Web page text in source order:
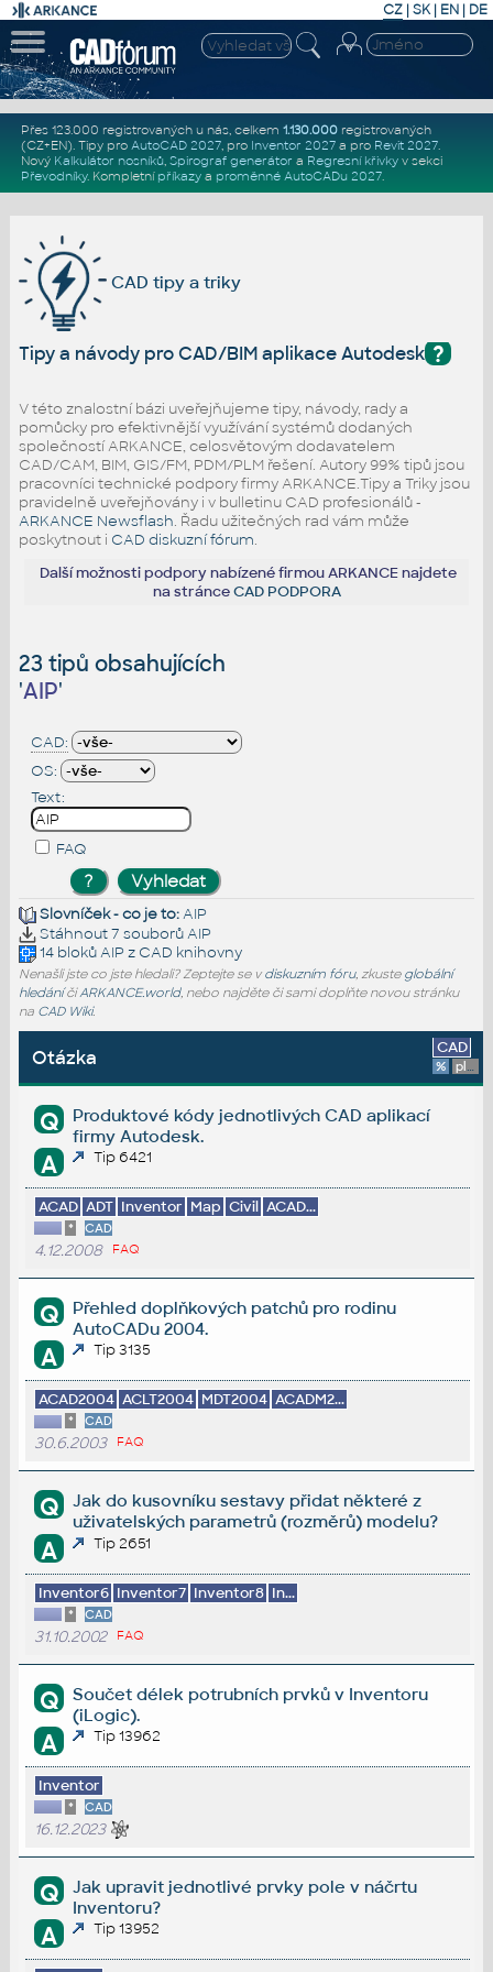
CZ | SK| EN | DE
Přes 123.000 registrovaných u nás, celkem 1.130.000registrovaných
(CZ+EN). Tipy pro AutoCAD 2027, pro Inventor 2027a pro Revit 2027.
Nový Kalkulátor nosníků, Spirograf generátor a Regresní křivkyv sekci
Převodníky. Kompletní příkazya proměnné AutoCADu 2027.
CAD tipy a triky
?
Tipy a návody pro CAD/BIM aplikace Autodesk
V této znalostní bázi uveřejňujeme tipy, návody, rady a
pomůcky pro efektivnější využívání systémů dodaných
společností ARKANCE, celosvětovým dodavatelem
CAD/CAM, BIM, GIS/FM, PDM/PLM řešení. Autory 99% tipů jsou
pracovníci technické podpory firmy ARKANCE.Tipy a Triky jsou
pravidelně uveřejňovány i v bulletinu CAD profesionálů -
ARKANCE Newsflash. Řadu užitečných rad vám může
poskytnout i CAD diskuzní fórum.
Další možnosti podpory nabízené firmou ARKANCE najdete
na stránceCAD PODPORA
23 tipů obsahujících
'AIP'
CAD:
OS:
Text:
FAQ
Slovníček - co je to:AIP
Stáhnout 7 souborůAIP
14 blokůAIP z CAD knihovny
Nenašli jste co jste hledali? Zeptejte se v diskuzním fóru, zkuste globální
hledáníčiARKANCE.world, nebo najděte či sami doplňte novou stránku
na CAD Wiki.
Otázka CAD
% platforma
Q
Produktové kódy jednotlivých CAD aplikací
firmy Autodesk.
A Tip 6421
ACAD ADT Inventor Map Civil ACAD...
* CAD
4.12.2008 FAQ
Q
Přehled doplňkových patchů pro rodinu
AutoCADu 2004.
A Tip 3135
ACAD2004 ACLT2004 MDT2004 ACADM2...
* CAD
30.6.2003 FAQ
Q
Jak do kusovníku sestavy přidat některé z
uživatelských parametrů (rozměrů) modelu?
A Tip 2651
Inventor6 Inventor7 Inventor8 In...
* CAD
31.10.2002 FAQ
Q
Součet délek potrubních prvků v Inventoru
(iLogic).
A Tip 13962
Inventor
* CAD
16.12.2023
Q
Jak upravit jednotlivé prvky pole v náčrtu
Inventoru?
A Tip 13952